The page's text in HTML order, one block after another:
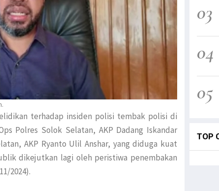
terhadap insiden polisi tembak polisi di
Polres Solok Selatan, AKP Dadang Iskandar
AKP Ryanto Ulil Anshar, yang diduga kuat
dikejutkan lagi oleh peristiwa penembakan
2024).
03
04
05
TOP